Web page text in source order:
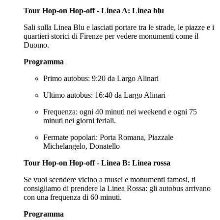
Tour Hop-on Hop-off - Linea A: Linea blu
Sali sulla Linea Blu e lasciati portare tra le strade, le piazze e i
quartieri storici di Firenze per vedere monumenti come il
Duomo.
Programma
Primo autobus: 9:20 da Largo Alinari
Ultimo autobus: 16:40 da Largo Alinari
Frequenza: ogni 40 minuti nei weekend e ogni 75
minuti nei giorni feriali.
Fermate popolari: Porta Romana, Piazzale
Michelangelo, Donatello
Tour Hop-on Hop-off - Linea B: Linea rossa
Se vuoi scendere vicino a musei e monumenti famosi, ti
consigliamo di prendere la Linea Rossa: gli autobus arrivano
con una frequenza di 60 minuti.
Programma